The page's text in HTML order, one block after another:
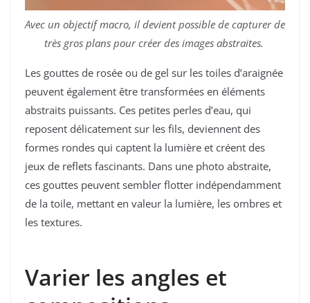
Avec un objectif macro, il devient possible de capturer de
très gros plans pour créer des images abstraites.
Les gouttes de rosée ou de gel sur les toiles d’araignée
peuvent également être transformées en éléments
abstraits puissants. Ces petites perles d’eau, qui
reposent délicatement sur les fils, deviennent des
formes rondes qui captent la lumière et créent des
jeux de reflets fascinants. Dans une photo abstraite,
ces gouttes peuvent sembler flotter indépendamment
de la toile, mettant en valeur la lumière, les ombres et
les textures.
Varier les angles et